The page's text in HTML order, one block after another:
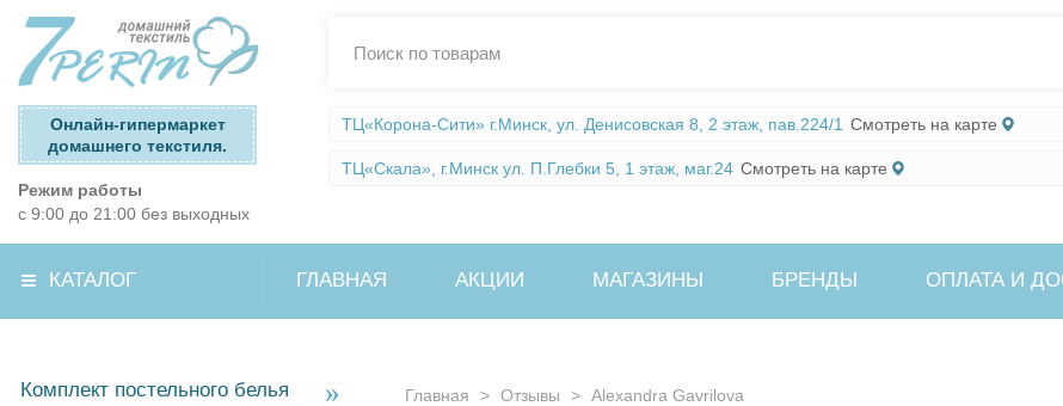
Онлайн-гипермаркет
домашнего текстиля.
Режим работы
с 9:00 до 21:00 без выходных
ТЦ«Корона-Сити» г.Минск, ул. Денисовская 8, 2 этаж, пав.224/1 Смотреть на карте
ТЦ«Скала», г.Минск ул. П.Глебки 5, 1 этаж, маг.24 Смотреть на карте
КАТАЛОГ ГЛАВНАЯ АКЦИИ МАГАЗИНЫ БРЕНДЫ ОПЛАТА И
Комплект постельного белья Главная > Отзывы > Alexandra Gavrilova